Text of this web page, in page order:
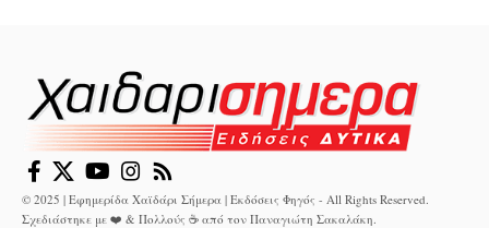
© 2025 | Εφημερίδα Χαϊδάρι Σήμερα | Εκδόσεις Φηγός - All Rights Reserved.
Σχεδιάστηκε με ❤️ & Πολλούς ☕ από τον Παναγιώτη Σακαλάκη